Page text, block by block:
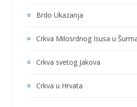
Brdo Ukazanja
Crkva Milosrdnog Isusa u
Crkva svetog Jakova
Crkva u Hrvata